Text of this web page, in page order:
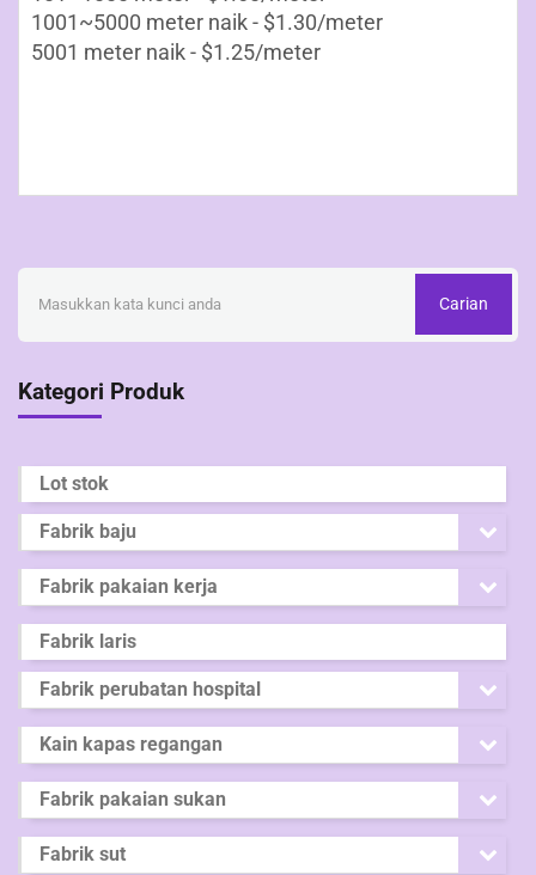
1001~5000 meter naik - $1.30/meter
5001 meter naik - $1.25/meter
Carian
Kategori Produk
Lot stok
Fabrik baju
Fabrik pakaian kerja
Fabrik laris
Fabrik perubatan hospital
Kain kapas regangan
Fabrik pakaian sukan
Fabrik sut